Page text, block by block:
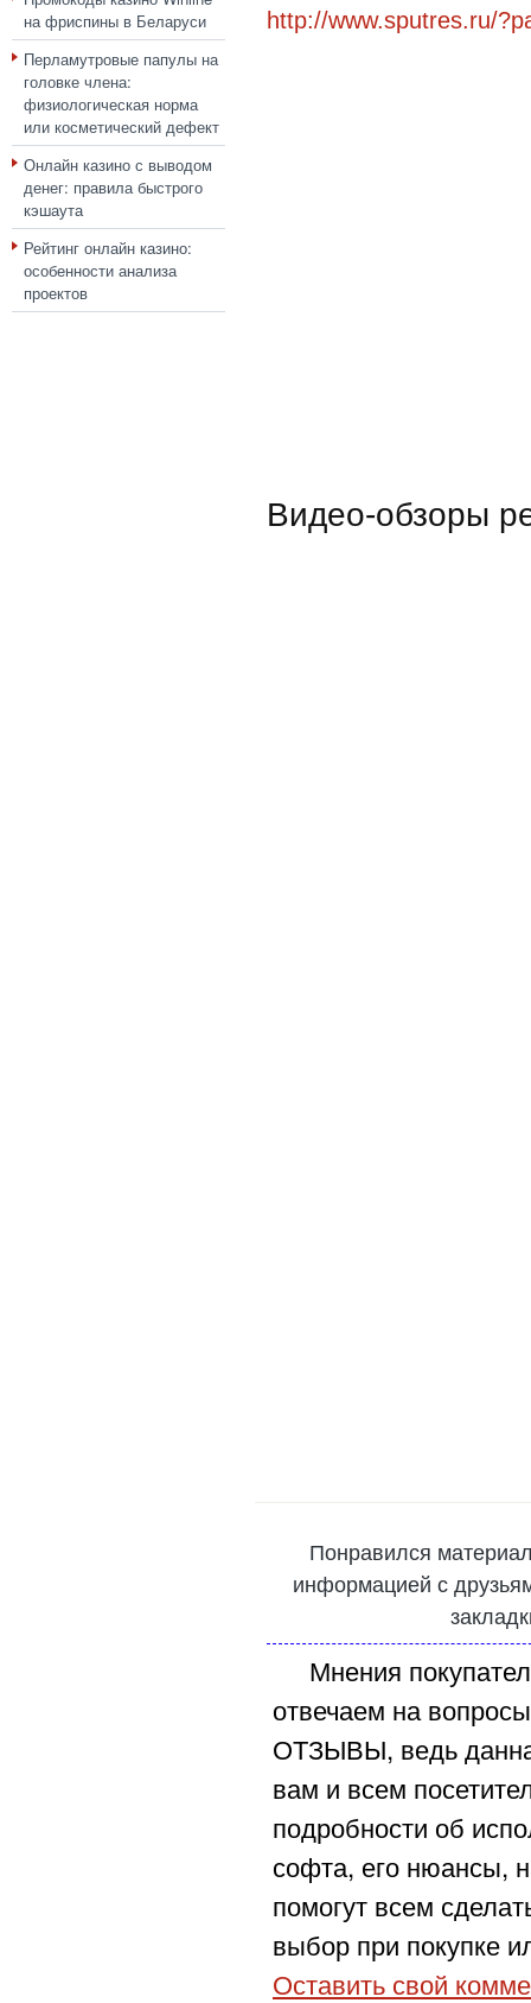
на фриспины в Беларуси
Перламутровые папулы на
головке члена:
физиологическая норма
или косметический дефект
Онлайн казино с выводом
денег: правила быстрого
кэшаута
Рейтинг онлайн казино:
особенности анализа
проектов
http://www.sputres.ru/
Видео-обзоры
Понравился
информацией с
Мнения
отвечаем на
ОТЗЫВЫ, ведь
вам и всем
подробности об
софта, его нюансы,
помогут всем
выбор при покупке
Оставить свой